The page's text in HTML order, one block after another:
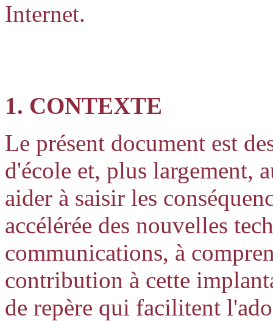
Internet.
1. CONTEXTE
Le présent document est
d'école et, plus largement,
aider à saisir les
accélérée des nouvelles
communications, à
contribution à cette
de repère qui facilitent